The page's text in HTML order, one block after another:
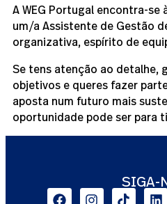
A WEG Portugal encontra-se
um/a Assistente de Gestão
organizativa, espírito de
Se tens atenção ao detalhe,
objetivos e queres fazer
aposta num futuro mais
oportunidade pode ser para
SIGA-